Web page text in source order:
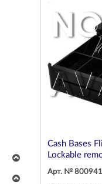
Cash Bases
Lockable
Арт. №